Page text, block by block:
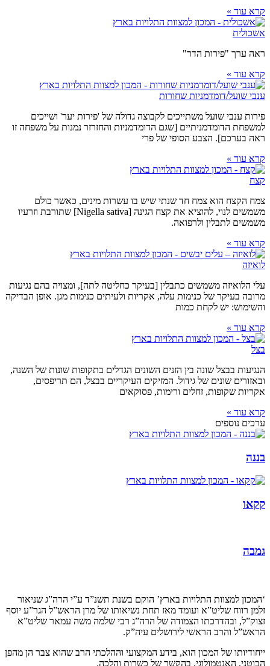
קרא עוד »
אשכולית
ראה ערך "פירות הדר"
קרא עוד »
ענבי שועל/דומדמניות שחורות
פירות ענבי שועל משתייכים לקבוצה גדולה של 'פירות יער' ושייכים
למשפחת הדומדמניתיים [שגם הדומדמניות והחזרזר נמנות על משפחה זו
ראה בערכם]. הצבע הסופי של פרי
קרא עוד »
קצח
צמח הקצח הוא צמח חד שנתי שיש בו עשרות מינים, כאשר כולם
משמשים לנוי, להוציא את קצח הגינה [Nigella sativa] שתורבת וזרעיו
משמשים לתבלין ולרפואה.
קרא עוד »
לואיזה
עלי הלואיזה משמשים כתבלין [בעיקר כחליטה לתה], ומצויה בהם נגיעות
מרובה בעיקר של כנימות עלה, אקריות ולעיתים כנימות מגן. אופן הבדיקה
והשימוש: יש לקחת כמות
קרא עוד »
בצל
הנגיעות בבצל שונה בין הזנים השונים הגדלים בתקופות שונות של השנה,
ובאזורים שונים של גידול. המזיקים העיקריים בבצל, הם תריפסים,
אקריות שקופות, זחלים ורימות, פסוקאים
קרא עוד »
ערכים נוספים
בננה
קקאו
גמבה
‘המכון למצוות התלויות בארץ’ הוקם בשנת תשנ”ד ע”י הרה”ג שניאור
זלמן רווח שליט”א ועומד מאז תחת נשיאותו של מרן הראש”ל הגר”ע יוסף
זצוק”ל, ובהדרכתו הצמודה של הרה”ג רבי שלמה משה עמאר שליט”א
הראש”ל והרב הראשי לירושלים עיה”ק.
ייחודיותו של המכון הוא, בידע המקצועי וההלכתי הרב שהוא צבר הן מהפן
הבוטני, האנטמולוגי, בהקשר של כשרות והלכה.